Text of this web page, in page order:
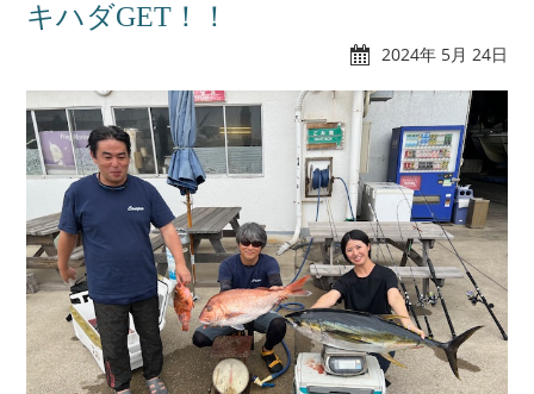
キハダGET！！
2024年 5月 24日